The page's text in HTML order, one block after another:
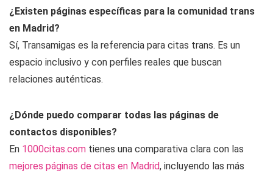
¿Existen páginas específicas para la comunidad trans
en Madrid?
Sí, Transamigas es la referencia para citas trans. Es un
espacio inclusivo y con perfiles reales que buscan
relaciones auténticas.
¿Dónde puedo comparar todas las páginas de
contactos disponibles?
En 1000citas.com tienes una comparativa clara con las
mejores páginas de citas en Madrid, incluyendo las más